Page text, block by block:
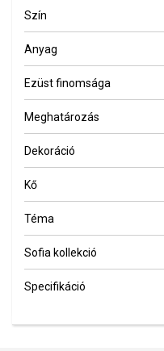
Szín
Anyag
Ezüst finomsága
Meghatározás
Dekoráció
Kő
Téma
Sofia kollekció
Specifikáció